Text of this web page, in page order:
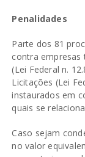
Penalidades
Parte dos 81
contra
(Lei Federal n.
Licitações (Lei
instaurados em
quais se
Caso sejam
no valor